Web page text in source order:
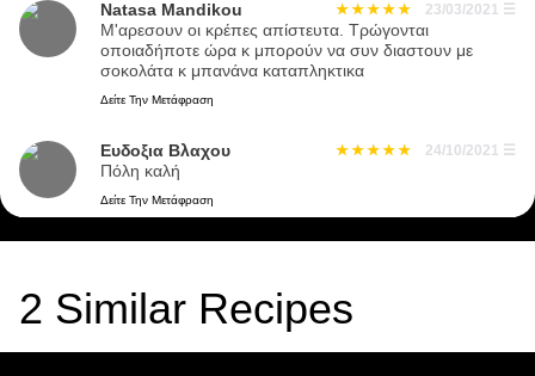
Natasa Mandikou 23/03/2021 ☰
Μ'αρεσουν οι κρέπες απίστευτα. Τρώγονται
οποιαδήποτε ώρα κ μπορούν να συν διαστουν με
σοκολάτα κ μπανάνα καταπληκτικα
Δείτε Την Μετάφραση
Ευδοξια Βλαχου 24/10/2021 ☰
Πόλη καλή
Δείτε Την Μετάφραση
2 Similar Recipes